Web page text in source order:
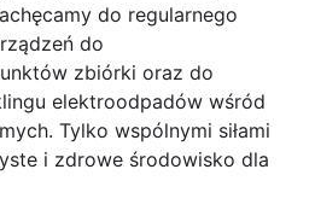
do regularnego
do
zbiórki oraz do
elektroodpadów wśród
Tylko wspólnymi siłami
i zdrowe środowisko dla